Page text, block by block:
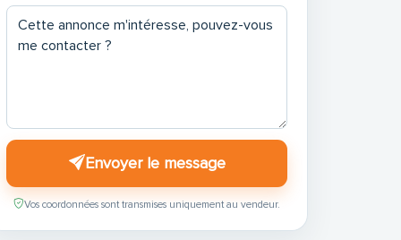
Envoyer le message
Vos coordonnées sont transmises uniquement au vendeur.